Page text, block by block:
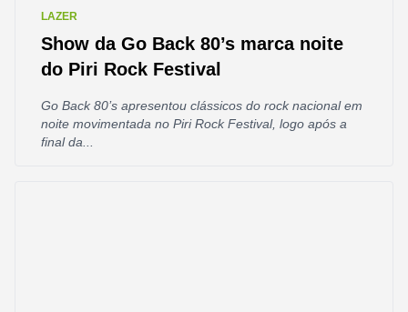
LAZER
Show da Go Back 80’s marca noite
do Piri Rock Festival
Go Back 80’s apresentou clássicos do rock nacional em
noite movimentada no Piri Rock Festival, logo após a
final da...